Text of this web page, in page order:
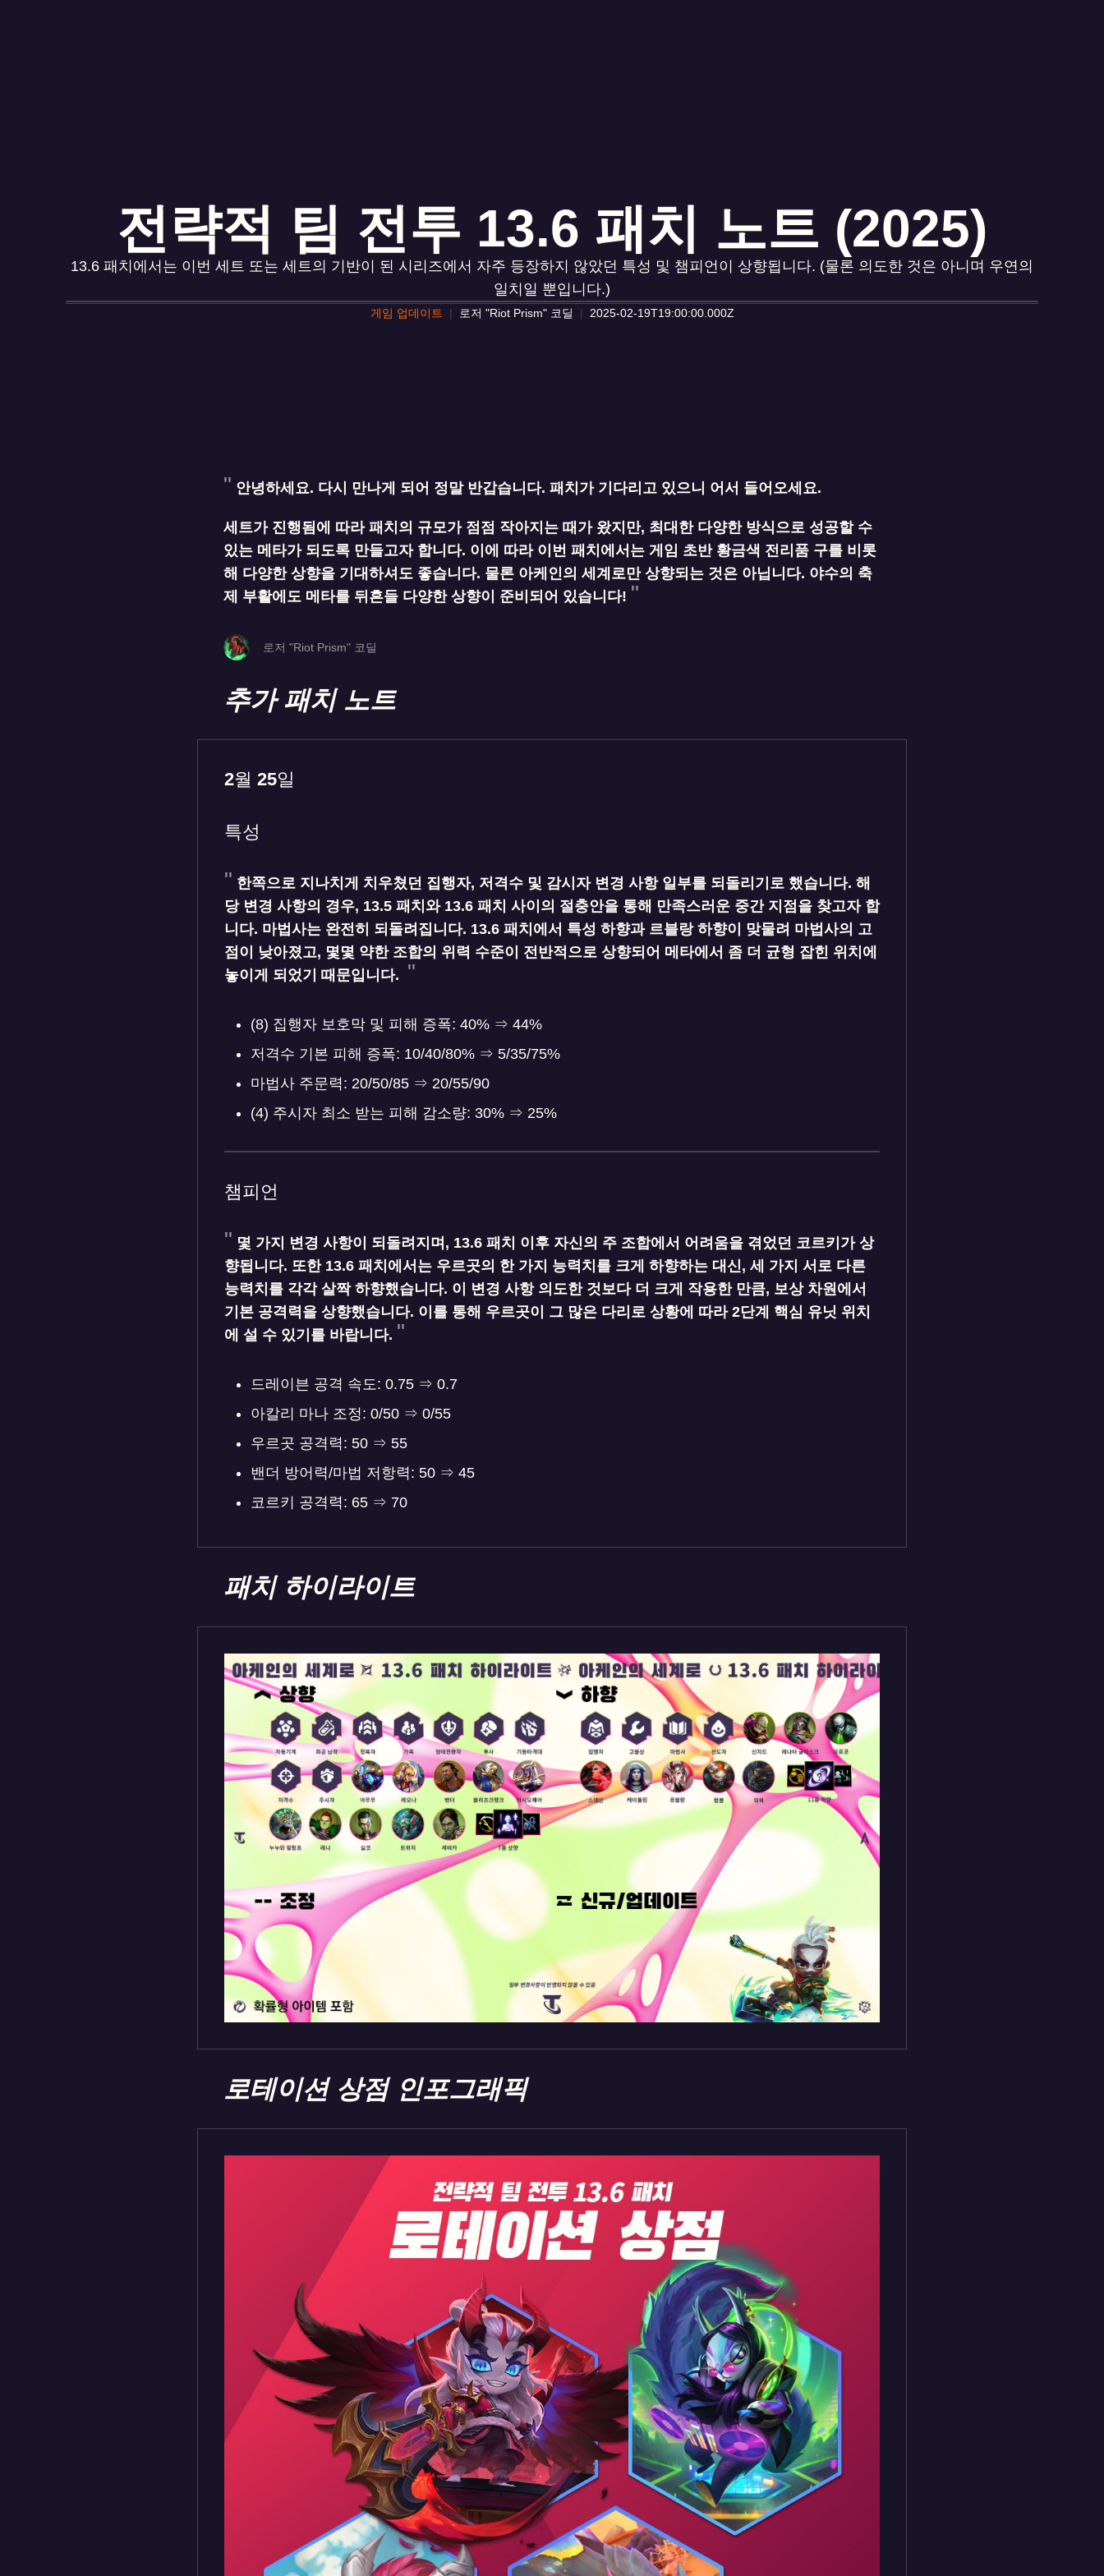
전략적 팀 전투 13.6 패치 노트 (2025)
13.6 패치에서는 이번 세트 또는 세트의 기반이 된 시리즈에서 자주 등장하지 않았던 특성 및 챔피언이 상향됩니다. (물론 의도한 것은 아니며 우연의
일치일 뿐입니다.)
게임 업데이트 로저 "Riot Prism" 코딜 2025-02-19T19:00:00.000Z
안녕하세요. 다시 만나게 되어 정말 반갑습니다. 패치가 기다리고 있으니 어서 들어오세요.
세트가 진행됨에 따라 패치의 규모가 점점 작아지는 때가 왔지만, 최대한 다양한 방식으로 성공할 수
있는 메타가 되도록 만들고자 합니다. 이에 따라 이번 패치에서는 게임 초반 황금색 전리품 구를 비롯
해 다양한 상향을 기대하셔도 좋습니다. 물론 아케인의 세계로만 상향되는 것은 아닙니다. 야수의 축
제 부활에도 메타를 뒤흔들 다양한 상향이 준비되어 있습니다!
로저 "Riot Prism" 코딜
추가 패치 노트
2월 25일
특성
한쪽으로 지나치게 치우쳤던 집행자, 저격수 및 감시자 변경 사항 일부를 되돌리기로 했습니다. 해
당 변경 사항의 경우, 13.5 패치와 13.6 패치 사이의 절충안을 통해 만족스러운 중간 지점을 찾고자 합
니다. 마법사는 완전히 되돌려집니다. 13.6 패치에서 특성 하향과 르블랑 하향이 맞물려 마법사의 고
점이 낮아졌고, 몇몇 약한 조합의 위력 수준이 전반적으로 상향되어 메타에서 좀 더 균형 잡힌 위치에
놓이게 되었기 때문입니다.
(8) 집행자 보호막 및 피해 증폭: 40% ⇒ 44%
저격수 기본 피해 증폭: 10/40/80% ⇒ 5/35/75%
마법사 주문력: 20/50/85 ⇒ 20/55/90
(4) 주시자 최소 받는 피해 감소량: 30% ⇒ 25%
챔피언
몇 가지 변경 사항이 되돌려지며, 13.6 패치 이후 자신의 주 조합에서 어려움을 겪었던 코르키가 상
향됩니다. 또한 13.6 패치에서는 우르곳의 한 가지 능력치를 크게 하향하는 대신, 세 가지 서로 다른
능력치를 각각 살짝 하향했습니다. 이 변경 사항 의도한 것보다 더 크게 작용한 만큼, 보상 차원에서
기본 공격력을 상향했습니다. 이를 통해 우르곳이 그 많은 다리로 상황에 따라 2단계 핵심 유닛 위치
에 설 수 있기를 바랍니다.
드레이븐 공격 속도: 0.75 ⇒ 0.7
아칼리 마나 조정: 0/50 ⇒ 0/55
우르곳 공격력: 50 ⇒ 55
밴더 방어력/마법 저항력: 50 ⇒ 45
코르키 공격력: 65 ⇒ 70
패치 하이라이트
로테이션 상점 인포그래픽